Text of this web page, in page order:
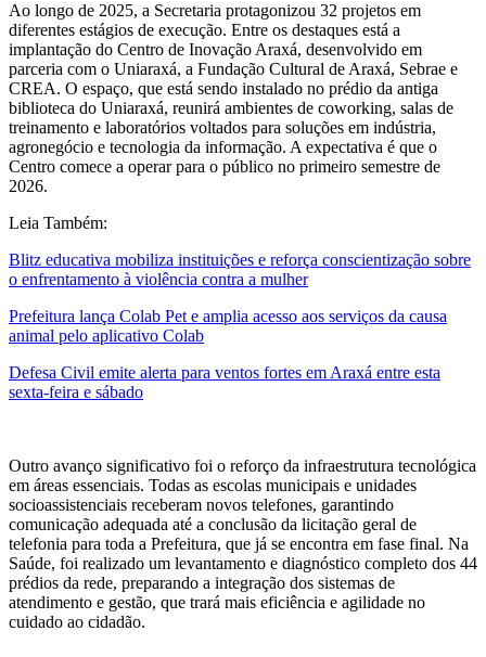
Ao longo de 2025, a Secretaria protagonizou 32 projetos em
diferentes estágios de execução. Entre os destaques está a
implantação do Centro de Inovação Araxá, desenvolvido em
parceria com o Uniaraxá, a Fundação Cultural de Araxá, Sebrae e
CREA. O espaço, que está sendo instalado no prédio da antiga
biblioteca do Uniaraxá, reunirá ambientes de coworking, salas de
treinamento e laboratórios voltados para soluções em indústria,
agronegócio e tecnologia da informação. A expectativa é que o
Centro comece a operar para o público no primeiro semestre de
2026.
Leia Também:
Blitz educativa mobiliza instituições e reforça conscientização sobre
o enfrentamento à violência contra a mulher
Prefeitura lança Colab Pet e amplia acesso aos serviços da causa
animal pelo aplicativo Colab
Defesa Civil emite alerta para ventos fortes em Araxá entre esta
sexta-feira e sábado
Outro avanço significativo foi o reforço da infraestrutura tecnológica
em áreas essenciais. Todas as escolas municipais e unidades
socioassistenciais receberam novos telefones, garantindo
comunicação adequada até a conclusão da licitação geral de
telefonia para toda a Prefeitura, que já se encontra em fase final. Na
Saúde, foi realizado um levantamento e diagnóstico completo dos 44
prédios da rede, preparando a integração dos sistemas de
atendimento e gestão, que trará mais eficiência e agilidade no
cuidado ao cidadão.